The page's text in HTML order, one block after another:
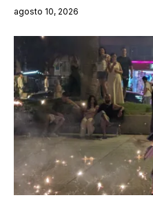
agosto 10, 2026